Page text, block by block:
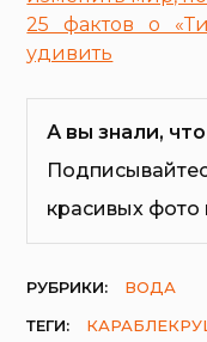
25 фактов о
удивить
А вы знали,
красивых фото
РУБРИКИ:
ВОДА
ТЕГИ: